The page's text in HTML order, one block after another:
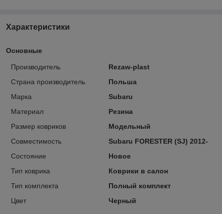
Характеристики
Основные
Производитель
Rezaw-plast
Страна производитель
Польша
Марка
Subaru
Материал
Резина
Размер ковриков
Модельный
Совместимость
Subaru FORESTER (SJ) 2012-
Состояние
Новое
Тип коврика
Коврики в салон
Тип комплекта
Полный комплект
Цвет
Черный